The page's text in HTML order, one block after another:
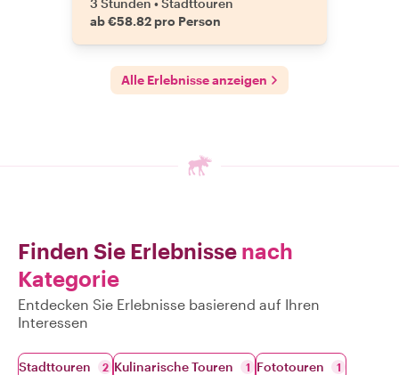
3 Stunden •Stadttouren
ab €58.82 pro Person
Alle Erlebnisse anzeigen
Finden Sie Erlebnisse nach
Kategorie
Entdecken Sie Erlebnisse basierend auf Ihren
Interessen
Stadttouren 2 Kulinarische Touren 1 Fototouren 1